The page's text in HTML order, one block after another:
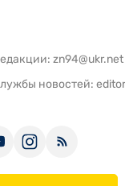
zn94@ukr.net
новостей: